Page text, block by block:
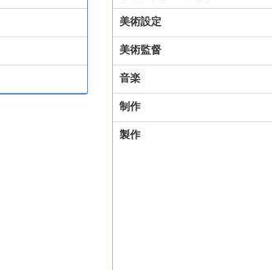
美術設定
美術監督
音楽
制作
製作